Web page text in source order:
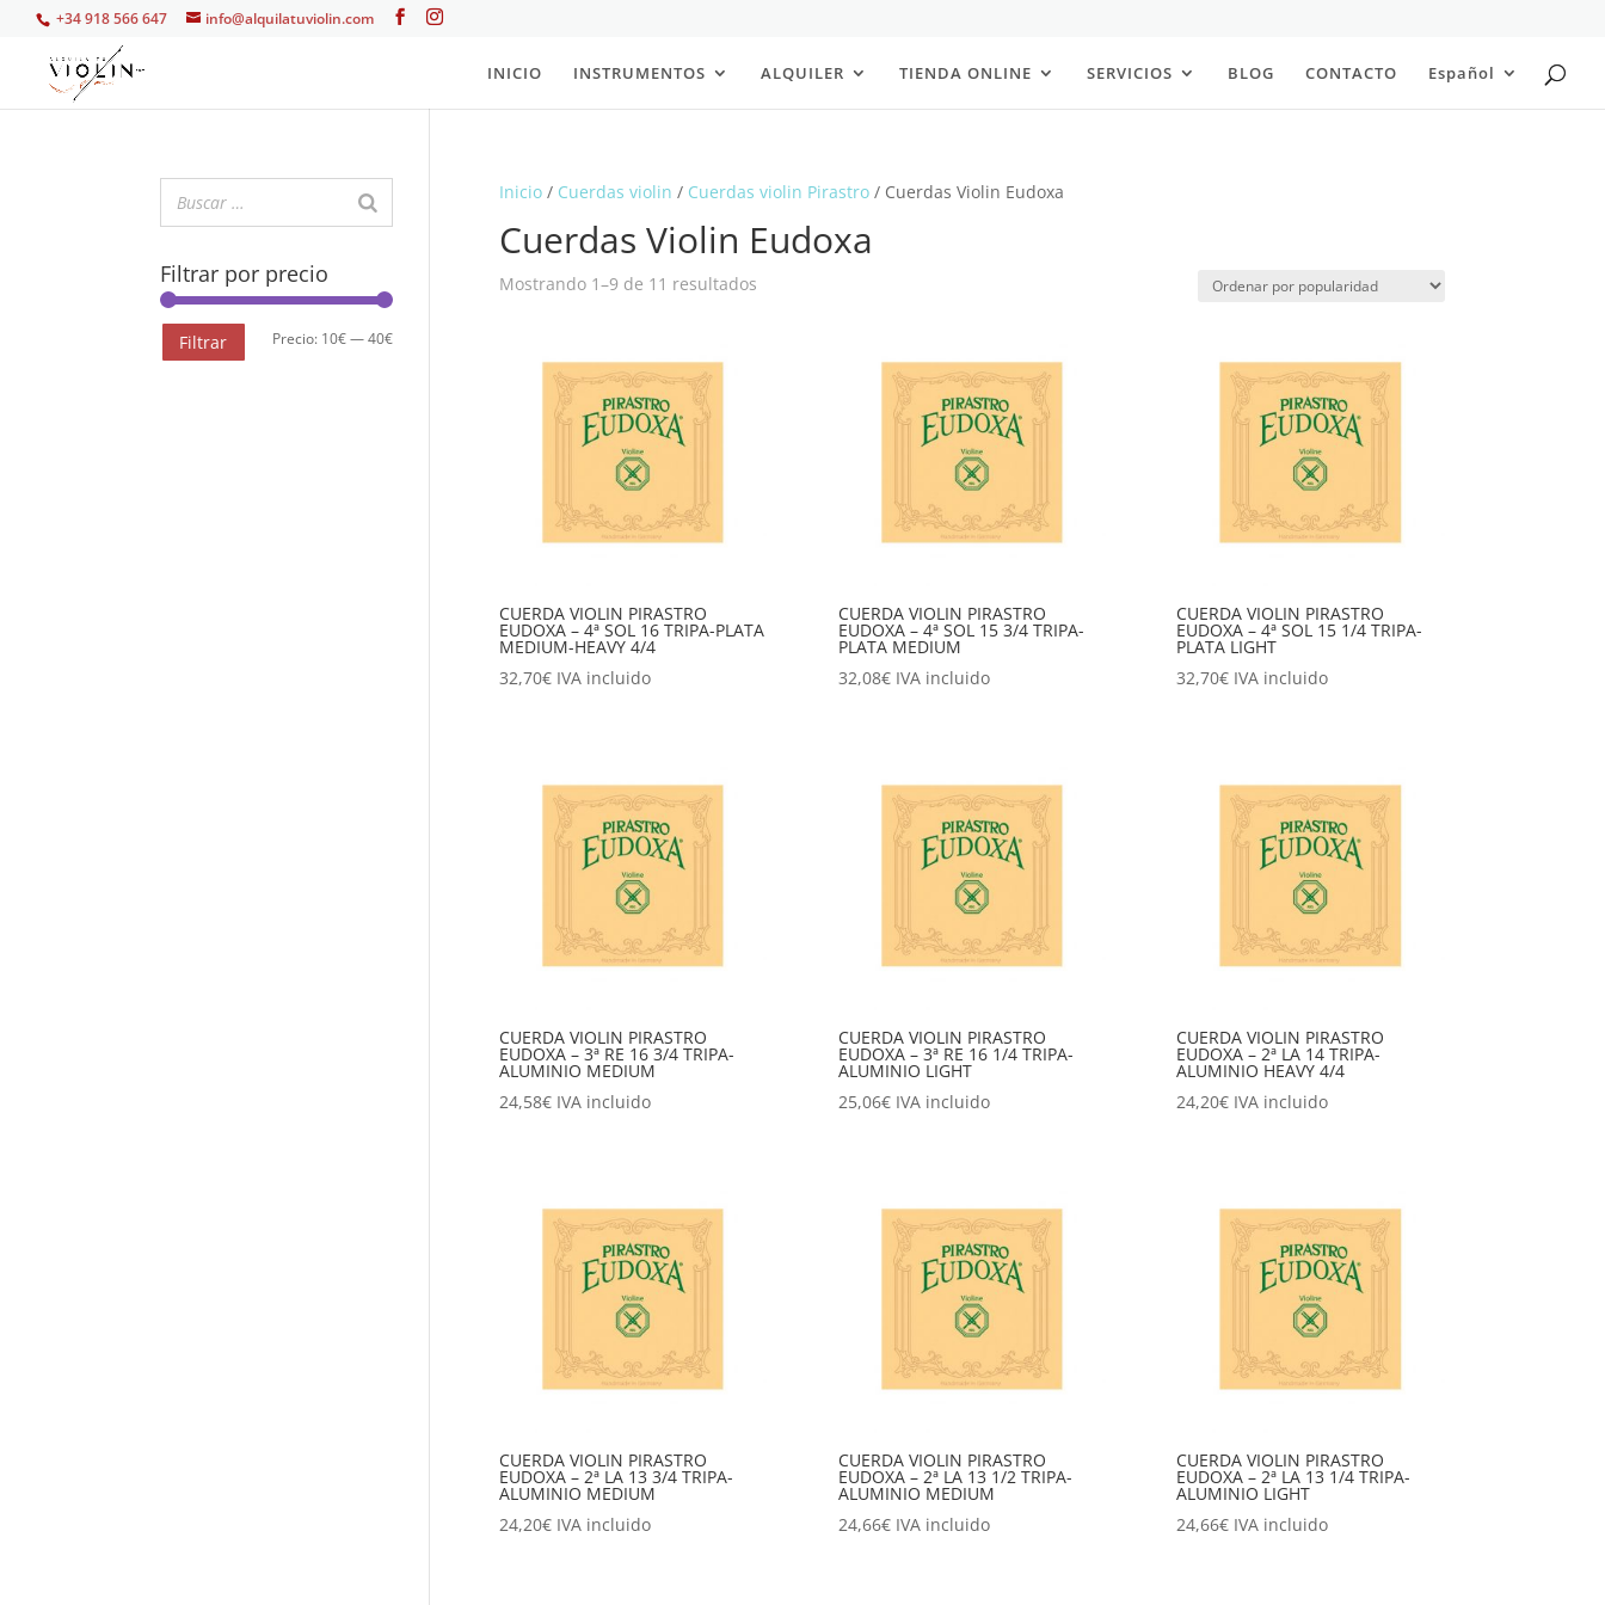
+34 918 566 647 info@alquilatuviolin.com
INICIO INSTRUMENTOS ALQUILER TIENDA ONLINE SERVICIOS BLOG CONTACTO Español
Inicio/ Cuerdas violin / Cuerdas violin Pirastro/ Cuerdas Violin Eudoxa
Cuerdas Violin Eudoxa
Mostrando 1–9 de 11 resultadosOrdenado
CUERDA VIOLIN PIRASTRO
EUDOXA – 4ª SOL 16 TRIPA-PLATA
MEDIUM-HEAVY 4/4
32,70€ IVA incluido
CUERDA VIOLIN PIRASTRO
EUDOXA – 4ª SOL 15 3/4 TRIPA-
PLATA MEDIUM
32,08€ IVA incluido
CUERDA VIOLIN PIRASTRO
EUDOXA – 4ª SOL 15 1/4 TRIPA-
PLATA LIGHT
32,70€ IVA incluido
CUERDA VIOLIN PIRASTRO
EUDOXA – 3ª RE 16 3/4 TRIPA-
ALUMINIO MEDIUM
24,58€ IVA incluido
CUERDA VIOLIN PIRASTRO
EUDOXA – 3ª RE 16 1/4 TRIPA-
ALUMINIO LIGHT
25,06€ IVA incluido
CUERDA VIOLIN PIRASTRO
EUDOXA – 2ª LA 14 TRIPA-
ALUMINIO HEAVY 4/4
24,20€ IVA incluido
CUERDA VIOLIN PIRASTRO
EUDOXA – 2ª LA 13 3/4 TRIPA-
ALUMINIO MEDIUM
24,20€ IVA incluido
CUERDA VIOLIN PIRASTRO
EUDOXA – 2ª LA 13 1/2 TRIPA-
ALUMINIO MEDIUM
24,66€ IVA incluido
CUERDA VIOLIN PIRASTRO
EUDOXA – 2ª LA 13 1/4 TRIPA-
ALUMINIO LIGHT
24,66€ IVA incluido
Filtrar por precio
Precio
Precio
Filtrar Precio: 10€—40€